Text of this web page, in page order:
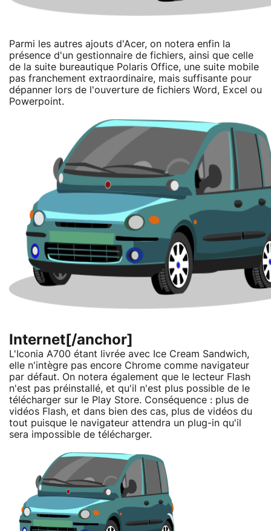
Parmi les autres ajouts d'Acer, on notera enfin la
présence d'un gestionnaire de fichiers, ainsi que celle
de la suite bureautique Polaris Office, une suite mobile
pas franchement extraordinaire, mais suffisante pour
dépanner lors de l'ouverture de fichiers Word, Excel ou
Powerpoint.
Internet[/anchor]
L'Iconia A700 étant livrée avec Ice Cream Sandwich,
elle n'intègre pas encore Chrome comme navigateur
par défaut. On notera également que le lecteur Flash
n'est pas préinstallé, et qu'il n'est plus possible de le
télécharger sur le Play Store. Conséquence : plus de
vidéos Flash, et dans bien des cas, plus de vidéos du
tout puisque le navigateur attendra un plug-in qu'il
sera impossible de télécharger.